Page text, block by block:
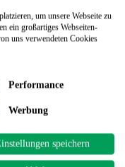
um unsere Webseite zu
ein großartiges Webseiten-
uns verwendeten Cookies
Performance
Werbung
speichern